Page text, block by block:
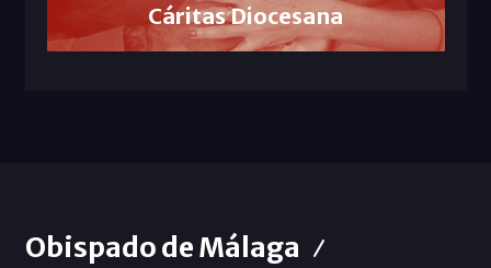
Cáritas Diocesana
Obispado de Málaga